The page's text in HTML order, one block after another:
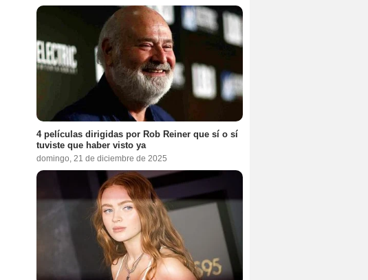
4 películas dirigidas por Rob Reiner que sí o sí
tuviste que haber visto ya
domingo, 21 de diciembre de 2025